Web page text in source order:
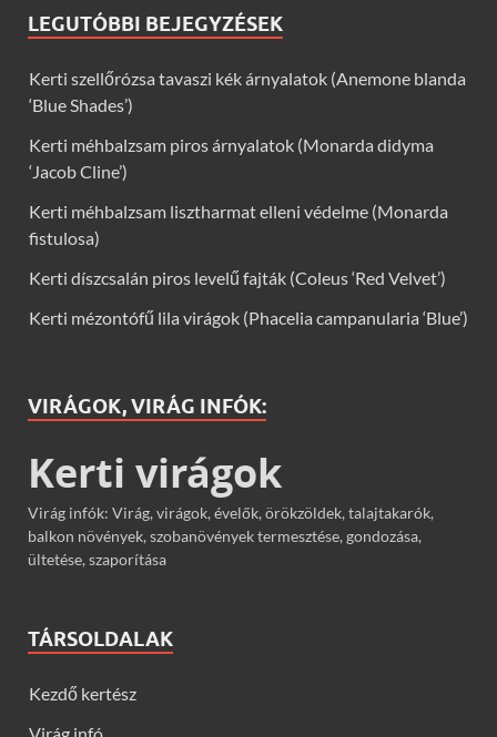
LEGUTÓBBI BEJEGYZÉSEK
Kerti szellőrózsa tavaszi kék árnyalatok (Anemone blanda
‘Blue Shades’)
Kerti méhbalzsam piros árnyalatok (Monarda didyma
‘Jacob Cline’)
Kerti méhbalzsam lisztharmat elleni védelme (Monarda
fistulosa)
Kerti díszcsalán piros levelű fajták (Coleus ‘Red Velvet’)
Kerti mézontófű lila virágok (Phacelia campanularia ‘Blue’)
VIRÁGOK, VIRÁG INFÓK:
Kerti virágok
Virág infók: Virág, virágok, évelők, örökzöldek, talajtakarók,
balkon növények, szobanövények termesztése, gondozása,
ültetése, szaporítása
TÁRSOLDALAK
Kezdő kertész